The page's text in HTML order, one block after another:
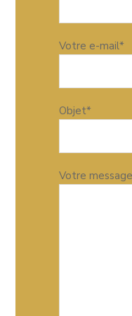
Votre e-mail*
Objet*
Votre